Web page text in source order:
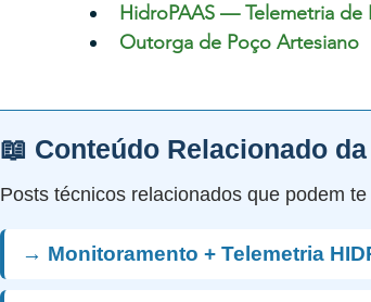
HidroPAAS — Telemetria de
Outorga de Poço Artesiano
📖 Conteúdo Relacionado da
Posts técnicos relacionados que podem
→ Monitoramento + Telemetria